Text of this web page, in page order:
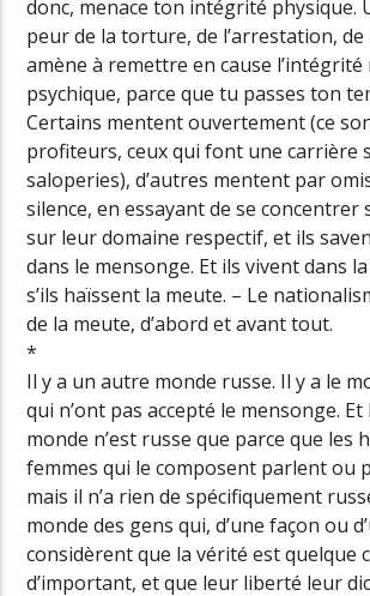
donc, menace ton intégrité physique.
peur de la torture, de l’arrestation,
amène à remettre en cause l’intégrité
psychique, parce que tu passes ton
Certains mentent ouvertement (ce
profiteurs, ceux qui font une carrière
saloperies), d’autres mentent par
silence, en essayant de se concentrer
sur leur domaine respectif, et ils
dans le mensonge. Et ils vivent dans
s’ils haïssent la meute. – Le
de la meute, d’abord et avant tout.
*
Il y a un autre monde russe. Il y a le
qui n’ont pas accepté le mensonge. Et
monde n’est russe que parce que les
femmes qui le composent parlent ou
mais il n’a rien de spécifiquement
monde des gens qui, d’une façon ou
considèrent que la vérité est quelque
d’important, et que leur liberté leur